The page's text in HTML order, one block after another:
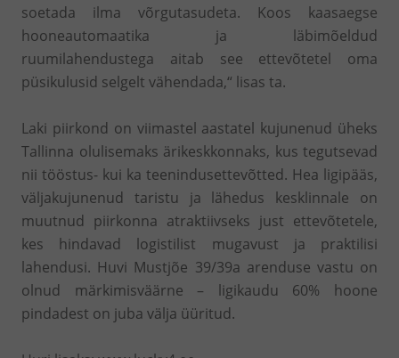
soetada ilma võrgutasudeta. Koos kaasaegse
hooneautomaatika ja läbimõeldud
ruumilahendustega aitab see ettevõtetel oma
püsikulusid selgelt vähendada,“ lisas ta.
Laki piirkond on viimastel aastatel kujunenud üheks
Tallinna olulisemaks ärikeskkonnaks, kus tegutsevad
nii tööstus- kui ka teenindusettevõtted. Hea ligipääs,
väljakujunenud taristu ja lähedus kesklinnale on
muutnud piirkonna atraktiivseks just ettevõtetele,
kes hindavad logistilist mugavust ja praktilisi
lahendusi. Huvi Mustjõe 39/39a arenduse vastu on
olnud märkimisväärne – ligikaudu 60% hoone
pindadest on juba välja üüritud.